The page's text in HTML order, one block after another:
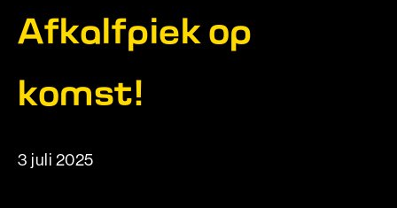
Afkalfpiek op
komst!
3 juli 2025